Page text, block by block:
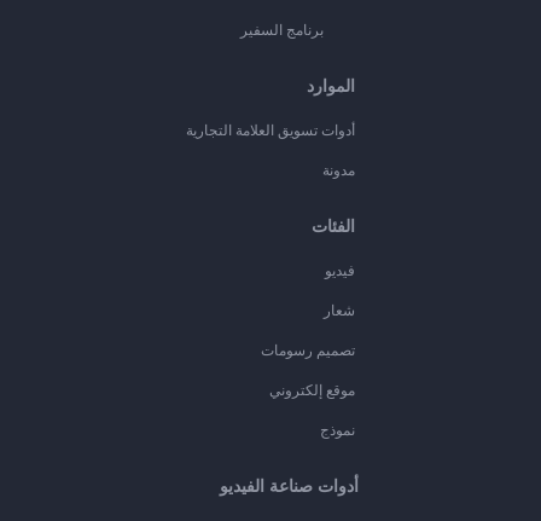
برنامج السفير
الموارد
أدوات تسويق العلامة التجارية
مدونة
الفئات
فيديو
شعار
تصميم رسومات
موقع إلكتروني
نموذج
أدوات صناعة الفيديو